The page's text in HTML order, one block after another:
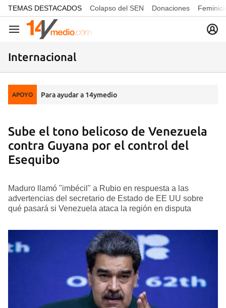
common.go-to-content
TEMAS DESTACADOS Colapso del SEN Donaciones
Navegación
Internacional
APOYO Para ayudar a 14ymedio
Sube el tono belicoso de Venezuela
contra Guyana por el control del
Esequibo
Maduro llamó "imbécil" a Rubio en respuesta a las
advertencias del secretario de Estado de EE UU sobre
qué pasará si Venezuela ataca la región en disputa